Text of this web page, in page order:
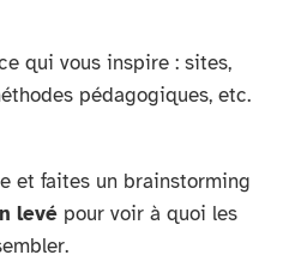
qui vous inspire : sites,
pédagogiques, etc.
et faites un brainstorming
levé pour voir à quoi les